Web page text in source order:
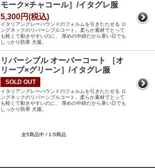
モーク×チャコール］/イタグレ服
5,300円(税込)
イタリアングレーハウンドのフォルムを引きたたせる ロ
ングネックのリバーシブルコート。柔らか素材でとって
も軽くて動きやすいのに、 厚めの中綿だから寒い日でも
しっかり防寒 犬服。
リバーシブル オーバーコート ［オ
リーブ×グリーン］/イタグレ服
SOLD OUT
イタリアングレーハウンドのフォルムを引きたたせる ロ
ングネックのリバーシブルコート。柔らか素材でとって
も軽くて動きやすいのに、 厚めの中綿だから寒い日でも
しっかり防寒 犬服。
全5商品中 / 1-5商品